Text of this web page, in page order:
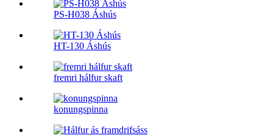
PS-H038 Áshús
HT-130 Áshús
fremri hálfur skaft
konungspinna